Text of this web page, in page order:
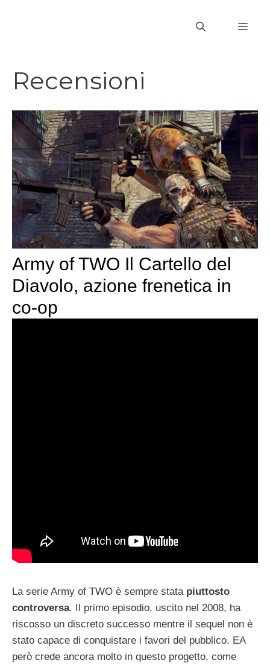
Recensioni
Army of TWO Il Cartello del
Diavolo, azione frenetica in
co-op
La serie Army of TWO è sempre stata piuttosto
controversa. Il primo episodio, uscito nel 2008, ha
riscosso un discreto successo mentre il sequel non è
stato capace di conquistare i favori del pubblico. EA
però crede ancora molto in questo progetto, come